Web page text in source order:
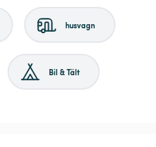
husvagn
Bil & Tält